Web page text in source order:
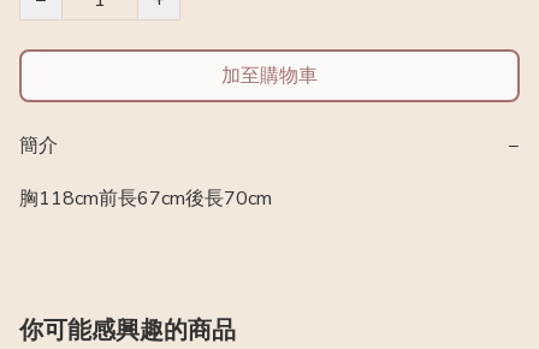
加至購物車
簡介
−
胸118cm前長67cm後長70cm
你可能感興趣的商品